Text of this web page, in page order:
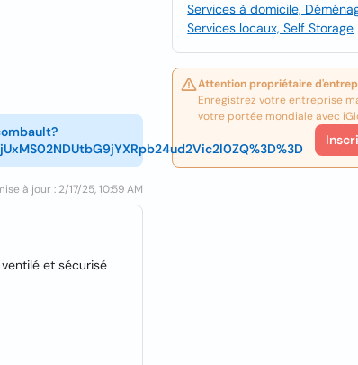
à jour : 2/17/25, 10:59 AM
et sécurisé
Services à domicile,
Services locaux, Self Storage
Attention propriétaire
Enregistrez votre entreprise
votre portée mondiale avec